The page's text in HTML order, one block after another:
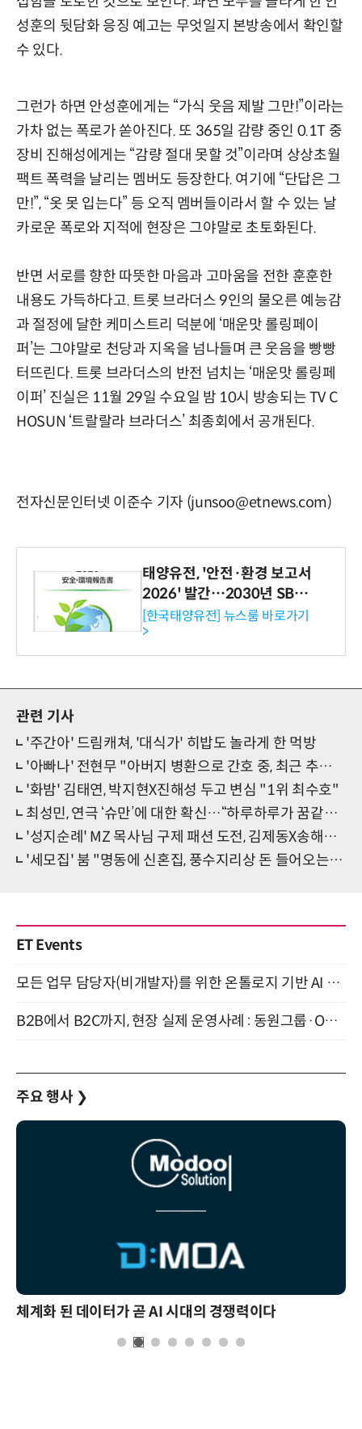
성훈의 뒷담화 응징 예고는 무엇일지 본방송에서 확인할
수 있다.
그런가 하면 안성훈에게는 “가식 웃음 제발 그만!”이라는
가차 없는 폭로가 쏟아진다. 또 365일 감량 중인 0.1T 중
장비 진해성에게는 “감량 절대 못할 것”이라며 상상초월
팩트 폭력을 날리는 멤버도 등장한다. 여기에 “단답은 그
만!”, “옷 못 입는다” 등 오직 멤버들이라서 할 수 있는 날
카로운 폭로와 지적에 현장은 그야말로 초토화된다.
반면 서로를 향한 따뜻한 마음과 고마움을 전한 훈훈한
내용도 가득하다고. 트롯 브라더스 9인의 물오른 예능감
과 절정에 달한 케미스트리 덕분에 ‘매운맛 롤링페이
퍼’는 그야말로 천당과 지옥을 넘나들며 큰 웃음을 빵빵
터뜨린다. 트롯 브라더스의 반전 넘치는 ‘매운맛 롤링페
이퍼’ 진실은 11월 29일 수요일 밤 10시 방송되는 TV C
HOSUN ‘트랄랄라 브라더스’ 최종회에서 공개된다.
전자신문인터넷 이준수 기자 (junsoo@etnews.com)
태양유전, '안전·환경 보고서
2026' 발간…2030년 SBT
수준 온실가스 감축 추진
[한국태양유전] 뉴스룸 바로가기
>
관련 기사
'주간아' 드림캐쳐, '대식가' 히밥도 놀라게 한 먹방
'아빠나' 전현무 "아버지 병환으로 간호 중, 최근 추억담 없어"
'화밤' 김태연, 박지현X진해성 두고 변심 "1위 최수호"
최성민, 연극 ‘슈만’에 대한 확신…“하루하루가 꿈같다” [인터뷰]
'성지순례' MZ 목사님 구제 패션 도전, 김제동X송해나 '혹평'
'세모집' 붐 "명동에 신혼집, 풍수지리상 돈 들어오는 곳"
ET Events
모든 업무 담당자(비개발자)를 위한 온톨로지 기반 AI 지식체계 설계 1-day 워크숍 8월 20일 개최
B2B에서 B2C까지, 현장 실제 운영사례 : 동원그룹·OCI·다이닝브랜즈그룹·당근 (8/27)
주요 행사 ❯
체계화 된 데이터가 곧 AI 시대의 경쟁력이다